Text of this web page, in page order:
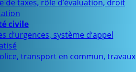
de taxes, rôle d’évaluation, droit
civile
d’urgences, système d’appel
transport en commun, travaux